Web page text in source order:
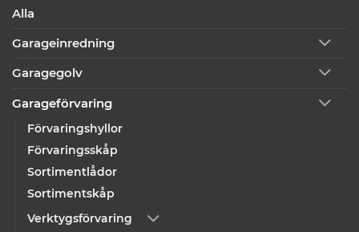
Alla
Garageinredning
Garagegolv
Garageförvaring
Förvaringshyllor
Förvaringsskåp
Sortimentlådor
Sortimentskåp
Verktygsförvaring